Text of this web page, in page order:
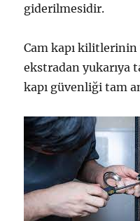
giderilmesidir.
Cam kapı
ekstradan yukarıya
kapı güvenliği tam